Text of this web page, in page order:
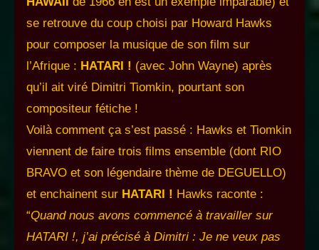
se retrouve du coup choisi par Howard Hawks
pour composer la musique de son film sur
l’Afrique : HATARI ! (avec John Wayne) après
qu’il ait viré Dimitri Tiomkin, pourtant son
compositeur fétiche !
Voilà comment ça s’est passé : Hawks et Tiomkin
viennent de faire trois films ensemble (dont RIO
BRAVO et son légendaire thème de DEGUELLO)
et enchainent sur HATARI ! Hawks raconte :
“Quand nous avons commencé à travailler sur
HATARI !, j’ai précisé à Dimitri : Je ne veux pas